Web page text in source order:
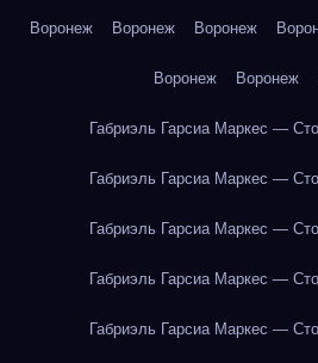
Воронеж Воронеж Воронеж
Воронеж Воронеж
Габриэль Гарсиа Маркес —
Габриэль Гарсиа Маркес —
Габриэль Гарсиа Маркес —
Габриэль Гарсиа Маркес —
Габриэль Гарсиа Маркес —